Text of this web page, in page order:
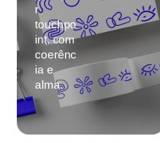
r
touchpo
int, com
coerênc
ia e
alma.